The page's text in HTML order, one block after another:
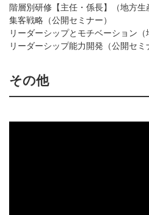
階層別研修【主任・係長】（地方生
集客戦略（公開セミナー）
リーダーシップとモチベーション（
リーダーシップ能力開発（公開セミ
その他